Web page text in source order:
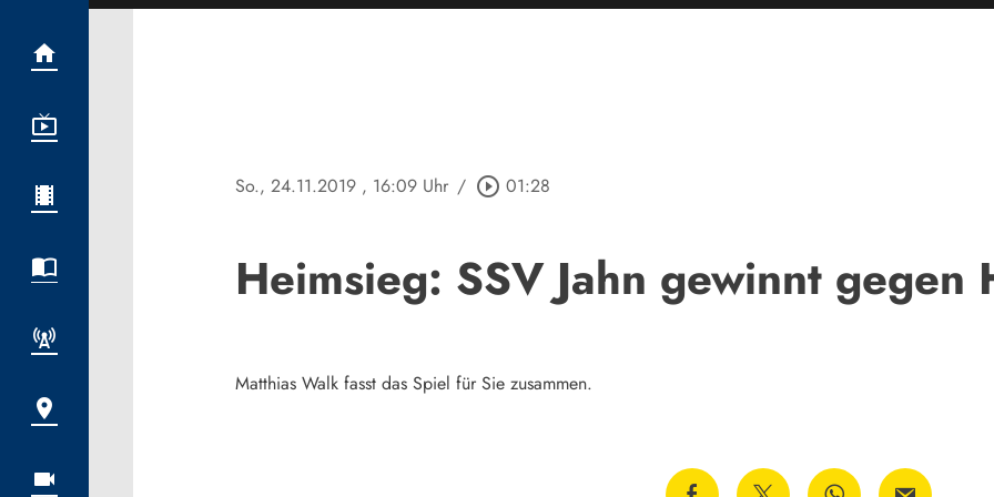
So., 24.11.2019 , 16:09 Uhr / play_circle_outline 01:28
Heimsieg: SSV Jahn gewinnt gegen
Matthias Walk fasst das Spiel für Sie zusammen.